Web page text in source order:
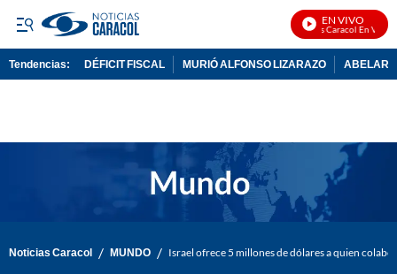
EN VIVO
Noticias Caracol En Vivo
Tendencias: DÉFICIT FISCAL MURIÓ ALFONSO LIZARAZO
Noticias Caracol / MUNDO / Israel ofrece 5 millones de dólares a quien